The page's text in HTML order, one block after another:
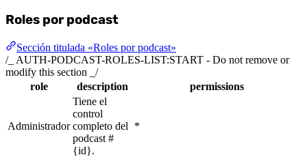
Roles por podcast
Sección titulada «Roles por podcast»
/_ AUTH-PODCAST-ROLES-LIST:START - Do not remove or
modify this section _/
role
description permissions
Administrador
Tiene el
control
completo del
podcast #
{id}.
*